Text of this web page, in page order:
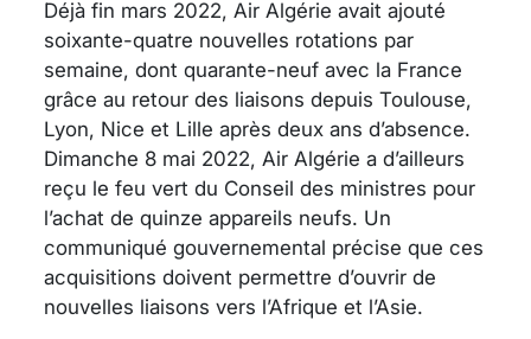
Déjà fin mars 2022, Air Algérie avait ajouté
soixante-quatre nouvelles rotations par
semaine, dont quarante-neuf avec la France
grâce au retour des liaisons depuis Toulouse,
Lyon, Nice et Lille après deux ans d’absence.
Dimanche 8 mai 2022, Air Algérie a d’ailleurs
reçu le feu vert du Conseil des ministres pour
l’achat de quinze appareils neufs. Un
communiqué gouvernemental précise que ces
acquisitions doivent permettre d’ouvrir de
nouvelles liaisons vers l’Afrique et l’Asie.